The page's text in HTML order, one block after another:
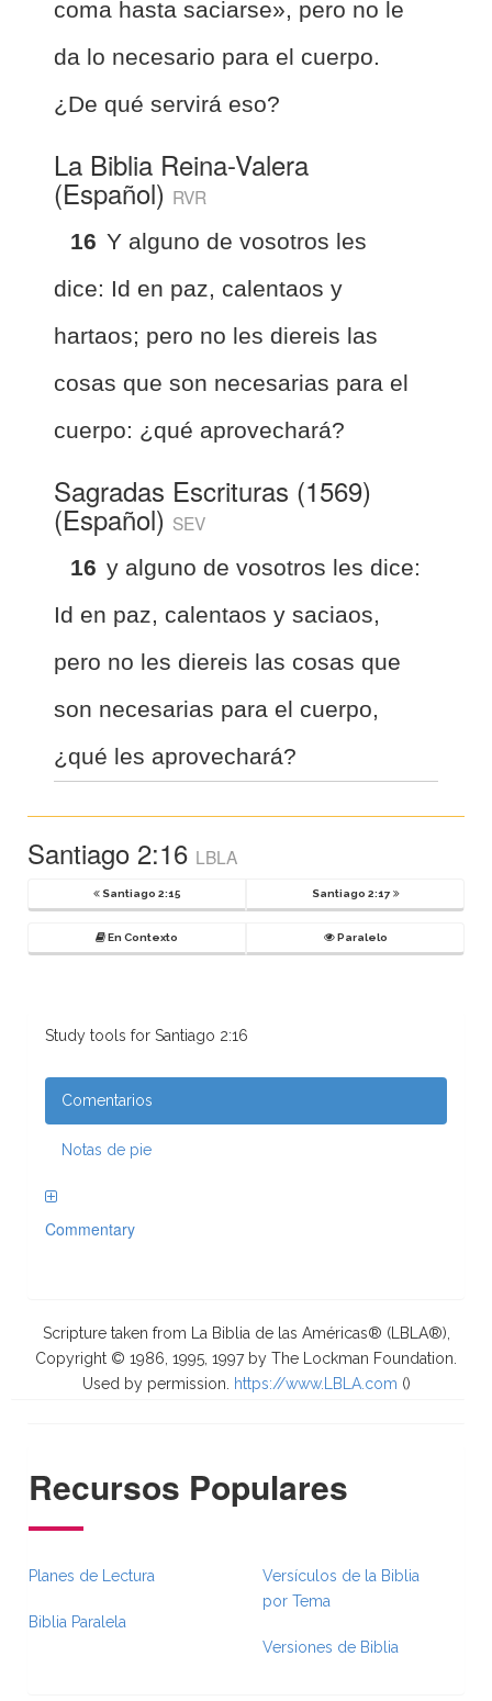
coma hasta saciarse», pero no le
da lo necesario para el cuerpo.
¿De qué servirá eso?
La Biblia Reina-Valera
(Español) RVR
16 Y alguno de vosotros les
dice: Id en paz, calentaos y
hartaos; pero no les diereis las
cosas que son necesarias para el
cuerpo: ¿qué aprovechará?
Sagradas Escrituras (1569)
(Español) SEV
16 y alguno de vosotros les dice:
Id en paz, calentaos y saciaos,
pero no les diereis las cosas que
son necesarias para el cuerpo,
¿qué les aprovechará?
Santiago 2:16 LBLA
Santiago 2:15 Santiago 2:17
En Contexto Paralelo
Study tools for Santiago 2:16
Comentarios
Notas de pie
Commentary
Scripture taken from La Biblia de las Américas® (LBLA®),
Copyright © 1986, 1995, 1997 by The Lockman Foundation.
Used by permission.
https://www.LBLA.com ()
Recursos Populares
Planes de Lectura
Biblia Paralela
Versículos de la Biblia
por Tema
Versiones de Biblia